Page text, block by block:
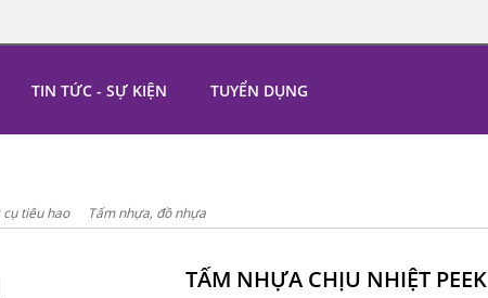
TIN TỨC - SỰ KIỆN TUYỂN DỤNG
cụ tiêu hao Tấm nhựa, đồ nhựa
TẤM NHỰA CHỊU NHIỆT PEEK